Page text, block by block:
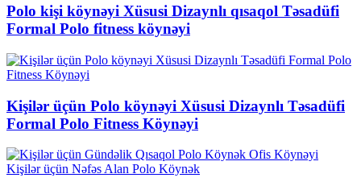
Polo kişi köynəyi Xüsusi Dizaynlı qısaqol Təsadüfi
Formal Polo fitness köynəyi
Kişilər üçün Polo köynəyi Xüsusi Dizaynlı Təsadüfi
Formal Polo Fitness Köynəyi